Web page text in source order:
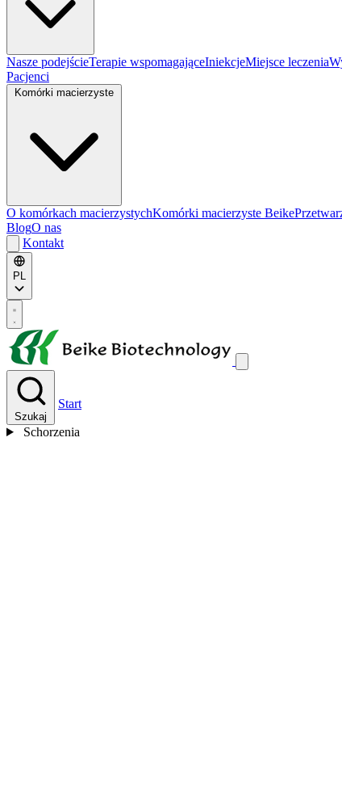
Nasze podejścieTerapie wspomagająceIniekcjeMiejsce leczenia
Pacjenci
O komórkach macierzystychKomórki macierzyste Beike
BlogO nas
Kontakt
PL
Szukaj
Start
Schorzenia